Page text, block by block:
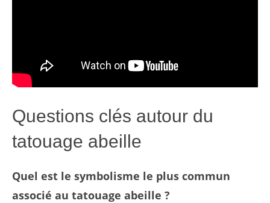
Questions clés autour du
tatouage abeille
Quel est le symbolisme le plus commun
associé au tatouage abeille ?